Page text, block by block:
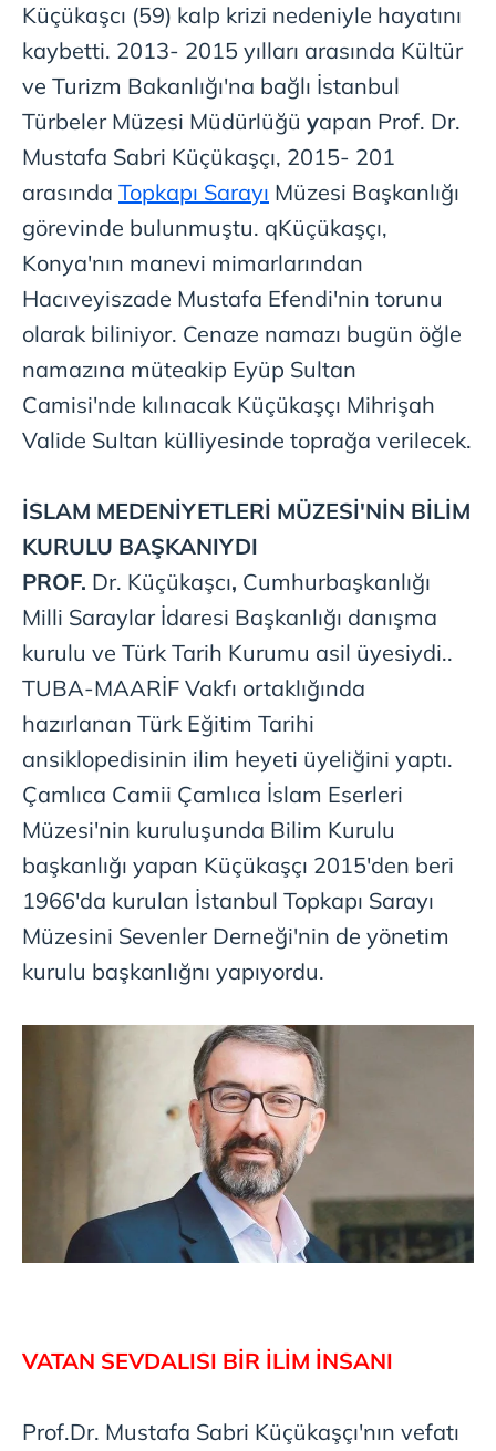
Küçükaşcı (59) kalp krizi nedeniyle hayatını
kaybetti. 2013- 2015 yılları arasında Kültür
ve Turizm Bakanlığı'na bağlı İstanbul
Türbeler Müzesi Müdürlüğü yapan Prof. Dr.
Mustafa Sabri Küçükaşçı, 2015- 201
arasında Topkapı Sarayı Müzesi Başkanlığı
görevinde bulunmuştu. qKüçükaşçı,
Konya'nın manevi mimarlarından
Hacıveyiszade Mustafa Efendi'nin torunu
olarak biliniyor. Cenaze namazı bugün öğle
namazına müteakip Eyüp Sultan
Camisi'nde kılınacak Küçükaşçı Mihrişah
Valide Sultan külliyesinde toprağa verilecek.
İSLAM MEDENİYETLERİ MÜZESİ'NİN BİLİM
KURULU BAŞKANIYDI
PROF. Dr. Küçükaşcı, Cumhurbaşkanlığı
Milli Saraylar İdaresi Başkanlığı danışma
kurulu ve Türk Tarih Kurumu asil üyesiydi..
TUBA-MAARİF Vakfı ortaklığında
hazırlanan Türk Eğitim Tarihi
ansiklopedisinin ilim heyeti üyeliğini yaptı.
Çamlıca Camii Çamlıca İslam Eserleri
Müzesi'nin kuruluşunda Bilim Kurulu
başkanlığı yapan Küçükaşçı 2015'den beri
1966'da kurulan İstanbul Topkapı Sarayı
Müzesini Sevenler Derneği'nin de yönetim
kurulu başkanlığnı yapıyordu.
VATAN SEVDALISI BİR İLİM İNSANI
Prof.Dr. Mustafa Sabri Küçükaşçı'nın vefatı